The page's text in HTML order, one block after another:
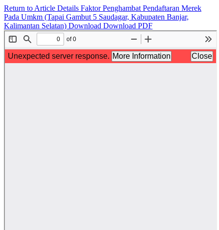
Return to Article Details Faktor Penghambat Pendaftaran Merek
Pada Umkm (Tapai Gambut 5 Saudagar, Kabupaten Banjar,
Kalimantan Selatan) Download Download PDF